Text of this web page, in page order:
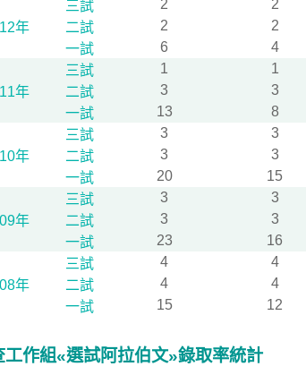
年
三試 2
2
二試
2 2
一試
6 4
年
三試 1
1
二試
3 3
一試
13 8
年
三試 3
3
二試
3 3
一試
20 15
年
三試 3
3
二試
3 3
一試
23 16
年
三試 4
4
二試
4 4
一試
15 12
工作組«選試阿拉伯文»錄取率統計